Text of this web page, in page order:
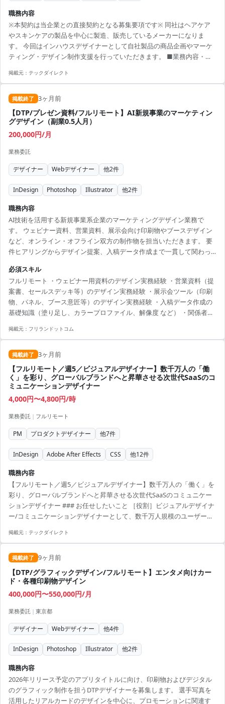
職務内容
※本契約は当企業との直接契約となる募集要項です※ 同社はヘアケア
やスキンケアの製品を中心に製造、販売しているメーカーになりま
す。 今回はインハウスデザイナーとして自社製品の商品企画やマーケ
ティング・デザイン制作支援を行っていただきます。 ■業務内容・範
器）、営業資料、Webコンテンツなど、自社商品に関わるクリエイテ
す。 ② VMDおよびデジタル広告の戦略的制作支援 入稿当初は店頭
VMDやデジタル広告の制作を中心にご担当いただく想定です。 その
後、商品企画・広告宣伝チームとのプロジェクトにてプロモー...
掲載元： テックダイレクト
掲載終了 3ヶ月前
【DTP/プレゼン資料/フルリモート】AI新規事業のマーケティン
グデザイン（副業0.5人月）
200,000円/月
業務委託
デザイナー Webデザイナー 他2件
InDesign Photoshop Illustrator 他2件
職務内容
AI技術を活用する新規事業系企業のマーケティングデザイン業務で
す。 ウェビナー資料、営業資料、展示会向け印刷物やブースデザイン
など、オンライン・オフライン双方の制作物を担当いただきます。 要
件ヒアリングからデザイン提案、入稿データ作成まで一貫して関わっ
します。フルリモートでの稼働となります。 募集背景 AI技術領域の新
規事業立ち上げに伴い、マーケ/営業活動を強化。各種資料・展示会ツ
ールの増加に対応するため増員募集。
必須スキル
フルリモート ・ウェビナー用資料のデザイン実務経験 ・営業資料（提
案書、セールスデッキ等）のデザイン実務経験 ・展示会ツール（印刷
物、パネル、ブース意匠等）のデザイン実務経験 ・入稿データ作成の
基礎知識（塗り足し、カラープロファイル、解像度 など） ・関係者と
掲載元： フリランドットコム
掲載終了 3ヶ月前
【フルリモート／週5／ビジュアルデザイナー】数千万人の「働
く」を彩り、グローバルブランドへと昇華させる次世代SaaSのコ
ミュニケーションデザイナー
4,000円〜4,800円/時
業務委託 | フルリモート
PM プロダクトデザイナー 他7件
InDesign Adobe After Effects CSS 他12件
職務内容
【フルリモート／週5／ビジュアルデザイナー】数千万人の「働く」を
彩り、グローバルブランドへと昇華させる次世代SaaSのコミュニケー
ションデザイナー ### お任せしたいこと ［役割］ビジュアルデザイナ
ー/コミュニケーションデザイナーとして、数千万人規模のユーザーが
ンドの世界観を定義し、あらゆるタッチポイントで一貫性のある美し
める成果］プロダクトのブランドアイデンティティ（CI/VI）を確固た
るものにし、マーケティング活動（Webサイト、広告、SNS等）のビ
ジュアル品質を劇的に向上させること。そして...
掲載元： テックダイレクト
掲載終了 9ヶ月前
【DTP/グラフィックデザイン/フルリモート】エンタメ向けカー
ド・各種印刷物デザイン
400,000円〜550,000円/月
業務委託 | 東京都
デザイナー Webデザイナー 他4件
InDesign Photoshop Illustrator 他2件
職務内容
2026年リリース予定のアプリタイトルに向け、印刷物およびデジタル
のグラフィック制作を担うDTPデザイナーを募集します。 選手写真を
活用したリアルカードのデザインを中心に、プロモーションに関連す